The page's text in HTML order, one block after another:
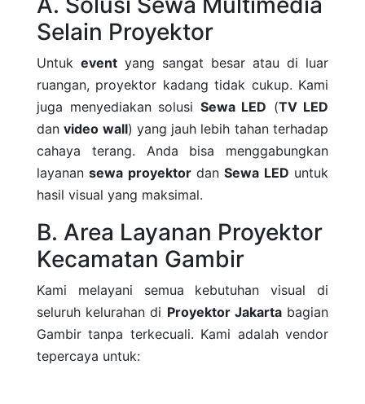
Selain Proyektor
Untuk event yang sangat besar atau di luar
ruangan, proyektor kadang tidak cukup. Kami
juga menyediakan solusi Sewa LED (TV LED
danvideo wall) yang jauh lebih tahan terhadap
cahaya terang. Anda bisa menggabungkan
layanansewa proyektordanSewa LED untuk
hasil visual yang maksimal.
B. Area Layanan Proyektor
Kecamatan Gambir
Kami melayani semua kebutuhan visual di
seluruh kelurahan di Proyektor Jakartabagian
Gambir tanpa terkecuali. Kami adalah vendor
tepercaya untuk: